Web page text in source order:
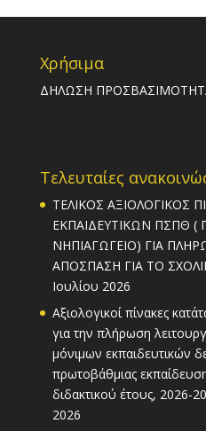
Χρήσιμα
ΔΗΛΩΣΗ
Τελευταίες
ΤΕΛΙΚΟΣ ΑΞΙΟΛΟΓΙΚΟΣ
ΕΚΠΑΙΔΕΥΤΙΚΩΝ ΠΣΠΘ (
ΝΗΠΙΑΓΩΓΕΙΟ) ΓΙΑ
ΑΠΟΣΠΑΣΗ ΓΙΑ ΤΟ
Ιουλίου 2026
Αξιολογικοί πίνακες
για την πλήρωση
μόνιμων εκπαιδευτικών
πρωτοβάθμιας
διδακτικού έτους, 2026-
2026